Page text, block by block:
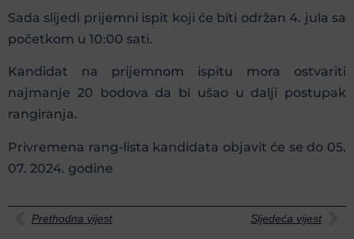
Sada slijedi prijemni ispit koji će biti održan 4. jula sa
početkom u 10:00 sati.
Kandidat na prijemnom ispitu mora ostvariti
najmanje 20 bodova da bi ušao u dalji postupak
rangiranja.
Privremena rang-lista kandidata objavit će se do 05.
07. 2024. godine
Prethodna vijest Sljedeća vijest